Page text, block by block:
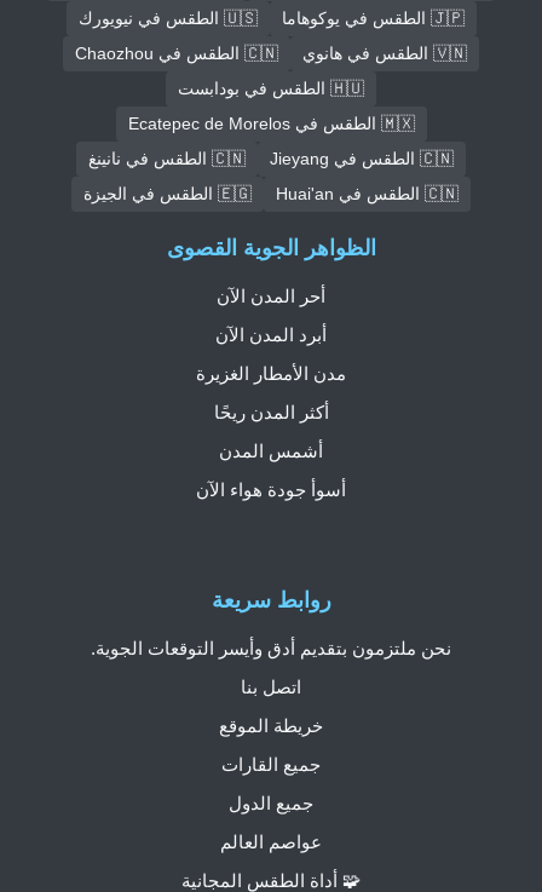
🇯🇵 الطقس في يوكوهاما
🇺🇸 الطقس في نيويورك
🇻🇳 الطقس في هانوي
🇨🇳 الطقس في Chaozhou
🇭🇺 الطقس في بودابست
🇲🇽 الطقس في Ecatepec de Morelos
🇨🇳 الطقس في Jieyang
🇨🇳 الطقس في نانينغ
🇨🇳 الطقس في Huai'an
🇪🇬 الطقس في الجيزة
روابط سريعة
نحن ملتزمون بتقديم أدق وأيسر التوقعات الجوية.
اتصل بنا
خريطة الموقع
جميع القارات
جميع الدول
عواصم العالم
🧩 أداة الطقس المجانية
الظواهر الجوية القصوى
أحر المدن الآن
أبرد المدن الآن
مدن الأمطار الغزيرة
أكثر المدن ريحًا
أشمس المدن
أسوأ جودة هواء الآن